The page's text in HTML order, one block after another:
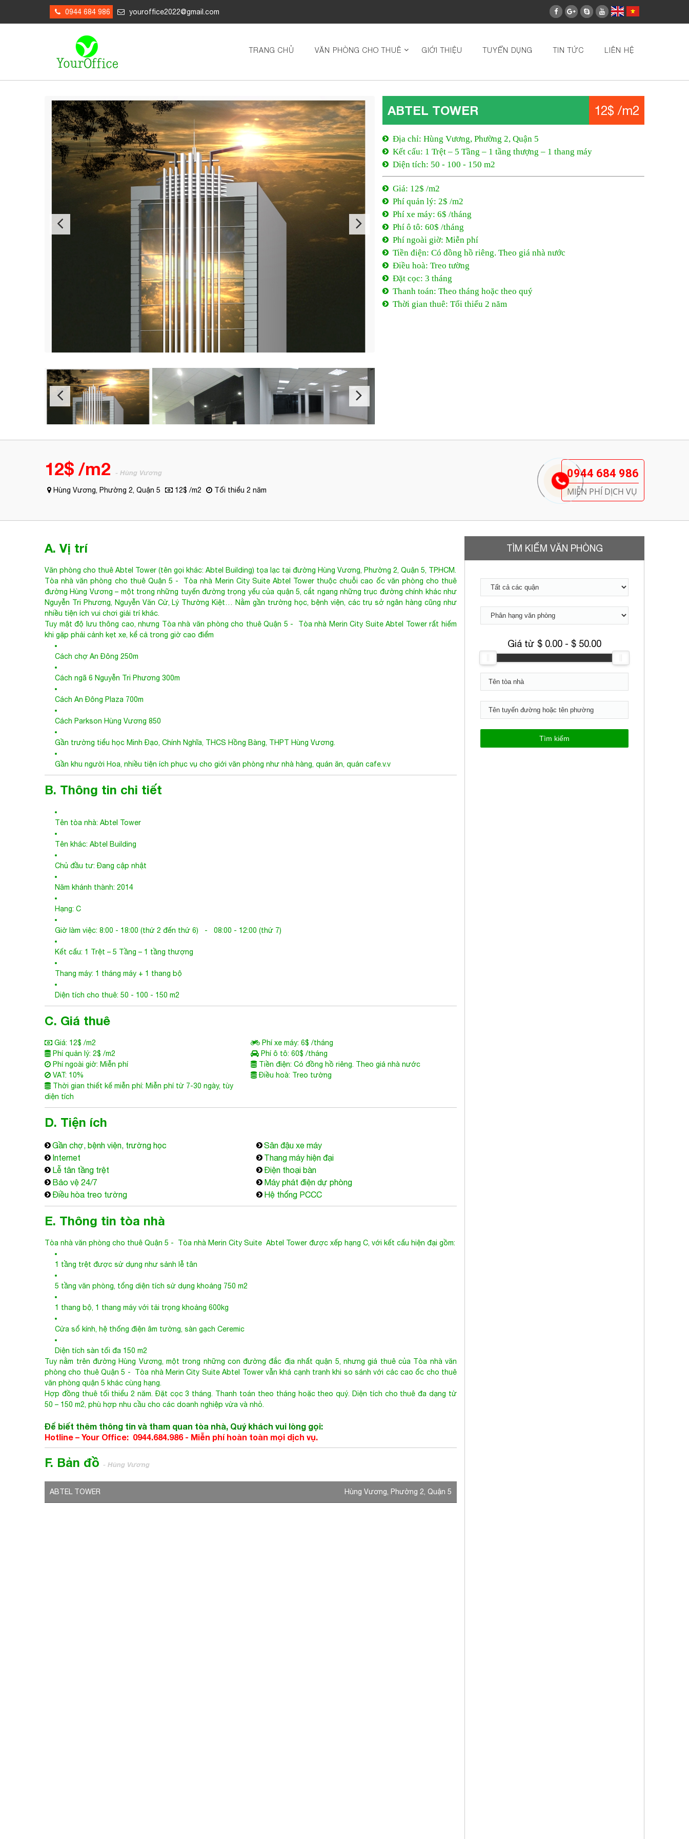
0944 684 986 youroffice2022@gmail.com
TRANG CHỦ VĂN PHÒNG CHO THUÊ GIỚI THIỆU TUYỂN DỤNG TIN TỨC LIÊN HỆ
ABTEL TOWER 12$ /m2
Địa chỉ: Hùng Vương, Phường 2, Quận 5
Kết cấu: 1 Trệt – 5 Tầng – 1 tầng thượng – 1 thang máy
Diện tích: 50 - 100 - 150 m2
Giá: 12$ /m2
Phí quản lý: 2$ /m2
Phí xe máy: 6$ /tháng
Phí ô tô: 60$ /tháng
Phí ngoài giờ: Miễn phí
Tiền điện: Có đồng hồ riêng. Theo giá nhà nước
Điều hoà: Treo tường
Đặt cọc: 3 tháng
Thanh toán: Theo tháng hoặc theo quý
Thời gian thuê: Tối thiểu 2 năm
12$ /m2 - Hùng Vương
Hùng Vương, Phường 2, Quận 5 12$ /m2 Tối thiểu 2 năm
0944 684 986
MIỄN PHÍ DỊCH VỤ
TÌM KIẾM VĂN PHÒNG
Giá từ $ 0.00 - $ 50.00
A. Vị trí
Văn phòng cho thuê Abtel Tower (tên gọi khác: Abtel Building) tọa lạc tại đường Hùng Vương, Phường 2, Quận 5, TP.HCM.
Tòa nhà văn phòng cho thuê Quận 5 - Tòa nhà Merin City Suite Abtel Tower thuộc chuỗi cao ốc văn phòng cho thuê
đường Hùng Vương – một trong những tuyến đường trọng yếu của quận 5, cắt ngang những trục đường chính khác như
Nguyễn Tri Phương, Nguyễn Văn Cừ, Lý Thường Kiệt… Nằm gần trường học, bệnh viện, các trụ sở ngân hàng cũng như
nhiều tiện ích vui chơi giải trí khác.
Tuy mật độ lưu thông cao, nhưng Tòa nhà văn phòng cho thuê Quận 5 - Tòa nhà Merin City Suite Abtel Tower rất hiếm
khi gặp phải cảnh kẹt xe, kể cả trong giờ cao điểm
Cách chợ An Đông 250m
Cách ngã 6 Nguyễn Tri Phương 300m
Cách An Đông Plaza 700m
Cách Parkson Hùng Vương 850
Gần trường tiểu học Minh Đạo, Chính Nghĩa, THCS Hồng Bàng, THPT Hùng Vương.
Gần khu người Hoa, nhiều tiện ích phục vụ cho giới văn phòng như nhà hàng, quán ăn, quán cafe.v.v
B. Thông tin chi tiết
Tên tòa nhà: Abtel Tower
Tên khác: Abtel Building
Chủ đầu tư: Đang cập nhật
Năm khánh thành: 2014
Hạng: C
Giờ làm việc: 8:00 - 18:00 (thứ 2 đến thứ 6) - 08:00 - 12:00 (thứ 7)
Kết cấu: 1 Trệt – 5 Tầng – 1 tầng thượng
Thang máy: 1 tháng máy + 1 thang bộ
Diện tích cho thuê: 50 - 100 - 150 m2
C. Giá thuê
Giá: 12$ /m2
Phí xe máy: 6$ /tháng
Phí quản lý: 2$ /m2
Phí ô tô: 60$ /tháng
Phí ngoài giờ: Miễn phí
Tiền điện: Có đồng hồ riêng. Theo giá nhà nước
VAT: 10%
Điều hoà: Treo tường
Thời gian thiết kế miễn phí: Miễn phí từ 7-30 ngày, tùy
diện tích
D. Tiện ích
Gần chợ, bệnh viện, trường học
Internet
Lễ tân tầng trệt
Bảo vệ 24/7
Điều hòa treo tường
Sân đậu xe máy
Thang máy hiện đại
Điện thoại bàn
Máy phát điện dự phòng
Hệ thống PCCC
E. Thông tin tòa nhà
Tòa nhà văn phòng cho thuê Quận 5 - Tòa nhà Merin City Suite Abtel Tower được xếp hạng C, với kết cấu hiện đại gồm:
1 tầng trệt được sử dụng như sảnh lễ tân
5 tầng văn phòng, tổng diện tích sử dụng khoảng 750 m2
1 thang bộ, 1 thang máy với tải trọng khoảng 600kg
Cửa sổ kính, hệ thống điện âm tường, sàn gạch Ceremic
Diện tích sàn tối đa 150 m2
Tuy nằm trên đường Hùng Vương, một trong những con đường đắc địa nhất quận 5, nhưng giá thuê của Tòa nhà văn
phòng cho thuê Quận 5 - Tòa nhà Merin City Suite Abtel Tower vẫn khá cạnh tranh khi so sánh với các cao ốc cho thuê
văn phòng quận 5 khác cùng hạng.
Hợp đồng thuê tối thiểu 2 năm. Đặt cọc 3 tháng. Thanh toán theo tháng hoặc theo quý. Diện tích cho thuê đa dạng từ
50 – 150 m2, phù hợp nhu cầu cho các doanh nghiệp vừa và nhỏ.
Để biết thêm thông tin và tham quan tòa nhà, Quý khách vui lòng gọi:
Hotline – Your Office: 0944.684.986 - Miễn phí hoàn toàn mọi dịch vụ.
F. Bản đồ - Hùng Vương
ABTEL TOWER Hùng Vương, Phường 2, Quận 5